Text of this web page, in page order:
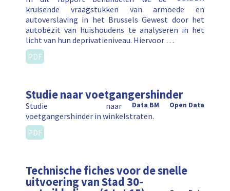
kruisende vraagstukken van armoede en
autoverslaving in het Brussels Gewest door het
autobezit van huishoudens te analyseren in het
licht van hun deprivatieniveau. Hiervoor …
PDF
Studie naar voetgangershinder
Open Data
Data BM
Studie naar
voetgangershinder in winkelstraten.
PDF
Technische fiches voor de snelle
uitvoering van Stad 30-